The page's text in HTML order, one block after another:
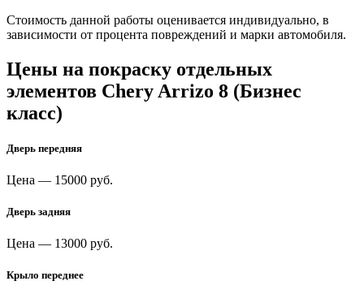
Стоимость данной работы оценивается индивидуально, в
зависимости от процента повреждений и марки автомобиля.
Цены на покраску отдельных
элементов Chery Arrizo 8 (Бизнес
класс)
Дверь передняя
Цена — 15000 руб.
Дверь задняя
Цена — 13000 руб.
Крыло переднее